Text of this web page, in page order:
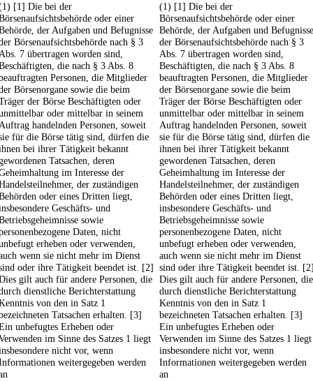
[1] Die bei der
oder einer
der Aufgaben und Befugnisse
Börsenaufsichtsbehörde nach § 3
7 übertragen worden sind,
die nach § 3 Abs. 8
Personen, die Mitglieder
Börsenorgane sowie die beim
der Börse Beschäftigten oder
oder mittelbar in seinem
handelnden Personen, soweit
für die Börse tätig sind, dürfen die
bei ihrer Tätigkeit bekannt
Tatsachen, deren
im Interesse der
der zuständigen
oder eines Dritten liegt,
Geschäfts- und
sowie
Daten, nicht
erheben oder verwenden,
wenn sie nicht mehr im Dienst
oder ihre Tätigkeit beendet ist. [2]
gilt auch für andere Personen, die
dienstliche Berichterstattung
von den in Satz 1
Tatsachen erhalten. [3]
unbefugtes Erheben oder
im Sinne des Satzes 1 liegt
nicht vor, wenn
weitergegeben werden
(1) [1] Die bei der
Börsenaufsichtsbehörde oder einer
Behörde, der Aufgaben und Befugnisse
der Börsenaufsichtsbehörde nach § 3
Abs. 7 übertragen worden sind,
Beschäftigten, die nach § 3 Abs. 8
beauftragten Personen, die Mitglieder
der Börsenorgane sowie die beim
Träger der Börse Beschäftigten oder
unmittelbar oder mittelbar in seinem
Auftrag handelnden Personen, soweit
sie für die Börse tätig sind, dürfen die
ihnen bei ihrer Tätigkeit bekannt
gewordenen Tatsachen, deren
Geheimhaltung im Interesse der
Handelsteilnehmer, der zuständigen
Behörden oder eines Dritten liegt,
insbesondere Geschäfts- und
Betriebsgeheimnisse sowie
personenbezogene Daten, nicht
unbefugt erheben oder verwenden,
auch wenn sie nicht mehr im Dienst
sind oder ihre Tätigkeit beendet ist.
Dies gilt auch für andere Personen, die
durch dienstliche Berichterstattung
Kenntnis von den in Satz 1
bezeichneten Tatsachen erhalten. [3]
Ein unbefugtes Erheben oder
Verwenden im Sinne des Satzes 1 liegt
insbesondere nicht vor, wenn
Informationen weitergegeben werden
an